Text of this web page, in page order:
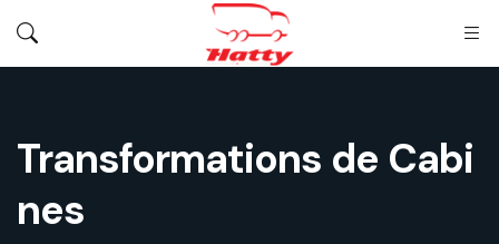
Transformations de Cabi
nes
Panneau de gestion des cookies